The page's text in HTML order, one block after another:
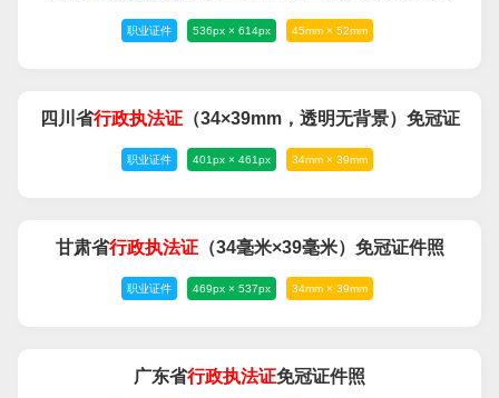
职业证件 536px × 614px 45mm × 52mm
四川省行政执法证（34×39mm，透明无背景）免冠证
件照
职业证件 401px × 461px 34mm × 39mm
甘肃省行政执法证（34毫米×39毫米）免冠证件照
职业证件 469px × 537px 34mm × 39mm
广东省行政执法证免冠证件照